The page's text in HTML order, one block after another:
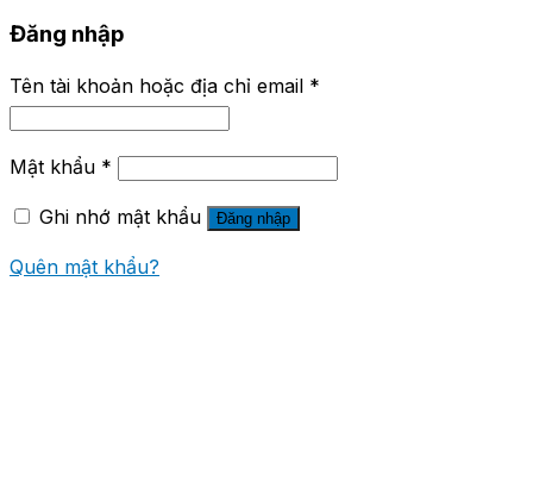
Đăng nhập
Tên tài khoản hoặc địa chỉ email *
Mật khẩu *
Ghi nhớ mật khẩu Đăng nhập
Quên mật khẩu?